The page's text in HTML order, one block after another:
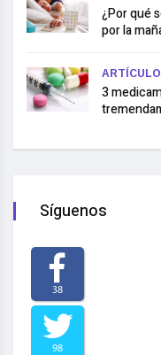
¿Por qué
por la
3
Síguenos
38
98